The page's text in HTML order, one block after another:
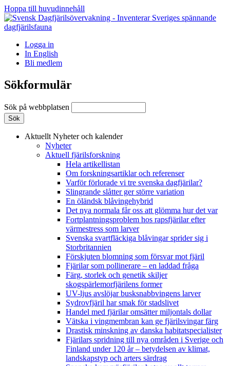
Hoppa till huvudinnehåll
Logga in
In English
Bli medlem
Sökformulär
Sök på webbplatsen
Aktuellt Nyheter och kalender
Nyheter
Aktuell fjärilsforskning
Hela artikellistan
Om forskningsartiklar och referenser
Varför förlorade vi tre svenska dagfjärilar?
Slingrande slåtter ger större variation
En öländsk blåvingehybrid
Det nya normala får oss att glömma hur det var
Fortplantningsproblem hos rapsfjärilar efter
värmestress som larver
Svenska svartfläckiga blåvingar sprider sig i
Storbritannien
Förskjuten blomning som försvar mot fjäril
Fjärilar som pollinerare – en laddad fråga
Färg, storlek och genetik skiljer
skogspärlemorfjärilens former
UV-ljus avslöjar busksnabbvingens larver
Sydrovfjäril har smak för stadslivet
Handel med fjärilar omsätter miljontals dollar
Vätska i vingmembran kan ge fjärilsvingar färg
Drastisk minskning av danska habitatspecialister
Fjärilars spridning till nya områden i Sverige och
Finland under 120 år– betydelsen av klimat,
landskapstyp och arters särdrag